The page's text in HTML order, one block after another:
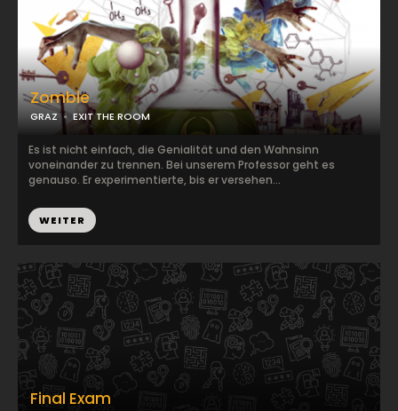
Final Exam
Zombie
GRAZ EXIT THE ROOM
Es ist nicht einfach, die Genialität und den Wahnsinn
voneinander zu trennen. Bei unserem Professor geht es
genauso. Er experimentierte, bis er versehen...
WEITER